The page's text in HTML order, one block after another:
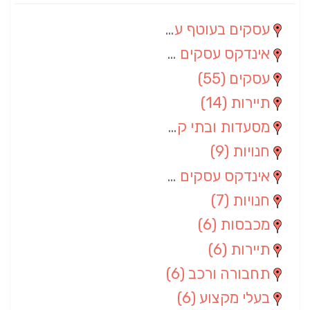
עסקים בעוטף עזה
אינדקס עסקים מרחבי
עסקים (55)
תיירות (14)
מסעדות ובתי קפה
חנויות (9)
אינדקס עסקים ארצי
חנויות (7)
מכבסות (6)
תיירות (6)
תחבורה ורכב (6)
בעלי מקצוע (6)